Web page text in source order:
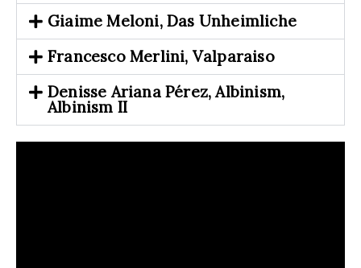
Giaime Meloni, Das Unheimliche
Francesco Merlini, Valparaiso
Denisse Ariana Pérez, Albinism,
Albinism II